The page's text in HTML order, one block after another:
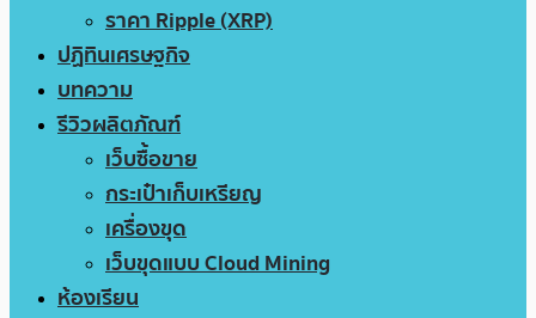
ราคา Ripple (XRP)
ปฏิทินเศรษฐกิจ
บทความ
รีวิวผลิตภัณฑ์
เว็บซื้อขาย
กระเป๋าเก็บเหรียญ
เครื่องขุด
เว็บขุดแบบ Cloud Mining
ห้องเรียน